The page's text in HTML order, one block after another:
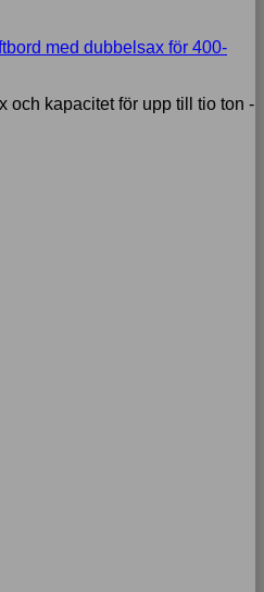
med dubbelsax för 400-
och kapacitet för upp till tio ton -